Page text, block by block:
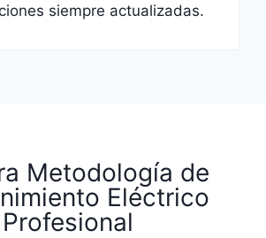
siempre actualizadas.
Metodología de
Eléctrico
Profesional